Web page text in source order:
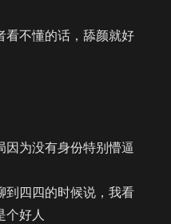
看不懂的话，舔颜就好
因为没有身份特别懵逼
到四四的时候说，我看
个好人